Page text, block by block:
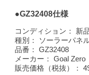
●GZ32408仕様
コンディション：
新
種別：
ソーラーパネ
品番：
GZ32408
メーカー：
Goal Zero
販売価格（税抜）：